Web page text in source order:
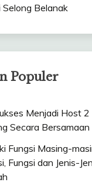
Selong Belanak
Populer
Menjadi Host 2
Secara Bersamaan
Fungsi Masing-
Fungsi dan Jenis-